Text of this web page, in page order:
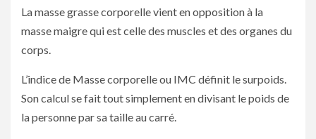
La masse grasse corporelle vient en opposition à la
masse maigre qui est celle des muscles et des organes du
corps.
L’indice de Masse corporelle ou IMC définit le surpoids.
Son calcul se fait tout simplement en divisant le poids de
la personne par sa taille au carré.